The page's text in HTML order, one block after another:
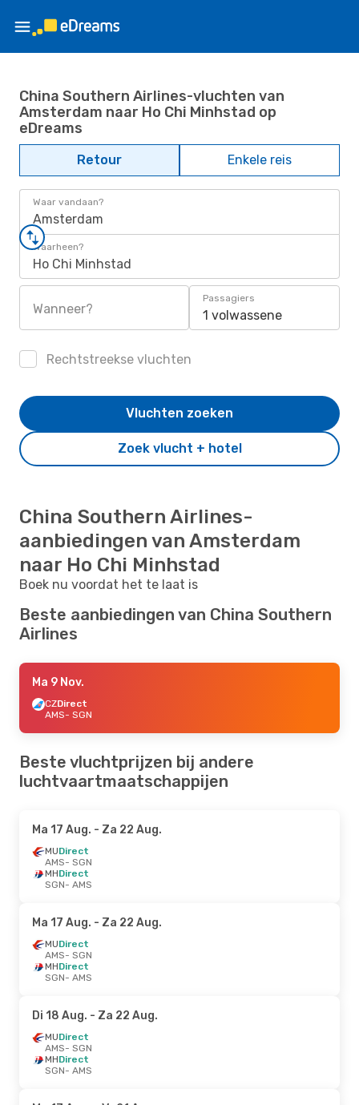
China Southern Airlines-vluchten van
Amsterdam naar Ho Chi Minhstad op
eDreams
Retour Enkele reis
Waar vandaan?
Amsterdam
Waarheen?
Ho Chi Minhstad
Wanneer?
Passagiers
1 volwassene
Rechtstreekse vluchten
Zoek vlucht + hotel
Vluchten zoeken
China Southern Airlines-
aanbiedingen van Amsterdam
naar Ho Chi Minhstad
Boek nu voordat het te laat is
Beste aanbiedingen van China Southern
Airlines
Ma 9 Nov.
CZDirect
AMS- SGN
Beste vluchtprijzen bij andere
luchtvaartmaatschappijen
Ma 17 Aug. - Za 22 Aug.
MUDirect
AMS- SGN
MHDirect
SGN- AMS
Ma 17 Aug. - Za 22 Aug.
MUDirect
AMS- SGN
MHDirect
SGN- AMS
Di 18 Aug. - Za 22 Aug.
MUDirect
AMS- SGN
MHDirect
SGN- AMS